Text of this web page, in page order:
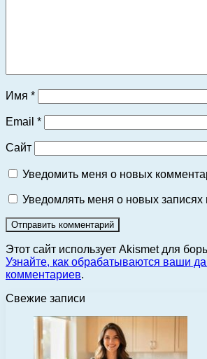
Имя *
Email *
Сайт
Уведомить меня о новых
Уведомлять меня о новых записях
Этот сайт использует Akismet для
Узнайте, как обрабатываются ваши
комментариев.
Свежие записи